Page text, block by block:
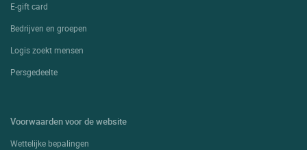
E-gift card
Bedrijven en groepen
Logis zoekt mensen
Persgedeelte
Voorwaarden voor de website
Wettelijke bepalingen